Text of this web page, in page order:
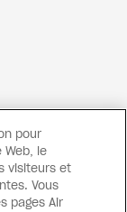
pour
Web, le
visiteurs et
Vous
pages Air